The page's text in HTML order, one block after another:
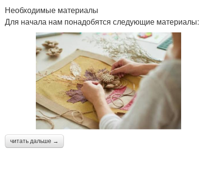
Необходимые материалы
Для начала нам понадобятся следующие материалы:
читать дальше →